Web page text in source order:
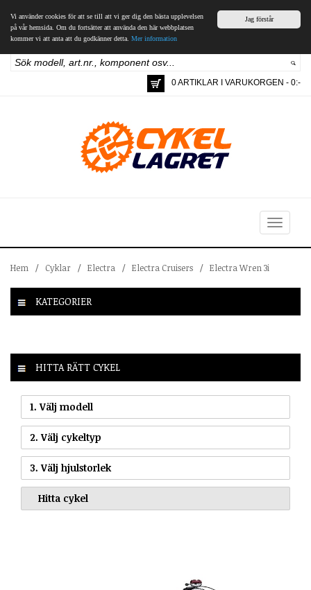
Jag förstår
Vi använder cookies för att se till att vi ger dig den bästa upplevelsen
på vår hemsida. Om du fortsätter att använda den här webbplatsen
kommer vi att anta att du godkänner detta. Mer information
0 ARTIKLAR I VARUKORGEN - 0:-
Toggle
navigation
Hem / Cyklar / Electra / Electra Cruisers / Electra Wren 3i
KATEGORIER
HITTA RÄTT CYKEL
1. Välj modell
2. Välj cykeltyp
3. Välj hjulstorlek